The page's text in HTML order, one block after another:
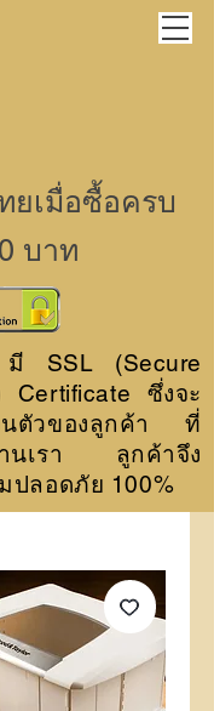
ยเมื่อซื้อครบ
บาท
มี SSL (Secure
Certificate ซึ่งจะ
นตัวของลูกค้า ที่
านเรา ลูกค้าจึง
ปลอดภัย 100%